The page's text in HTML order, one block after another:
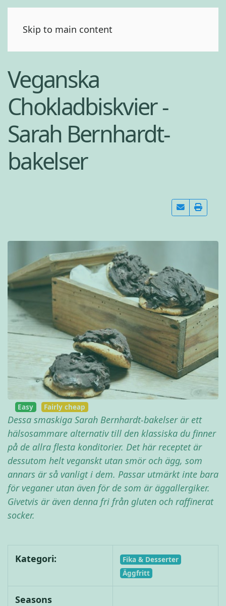
Skip to main content
Veganska
Chokladbiskvier -
Sarah Bernhardt-
bakelser
Easy Fairly cheap
Dessa smaskiga Sarah Bernhardt-bakelser är ett
hälsosammare alternativ till den klassiska du finner
på de allra flesta konditorier. Det här receptet är
dessutom helt veganskt utan smör och ägg, som
annars är så vanligt i dem. Passar utmärkt inte bara
för veganer utan även för de som är äggallergiker.
Givetvis är även denna fri från gluten och raffinerat
socker.
Kategori:
Fika & Desserter
Äggfritt
Seasons